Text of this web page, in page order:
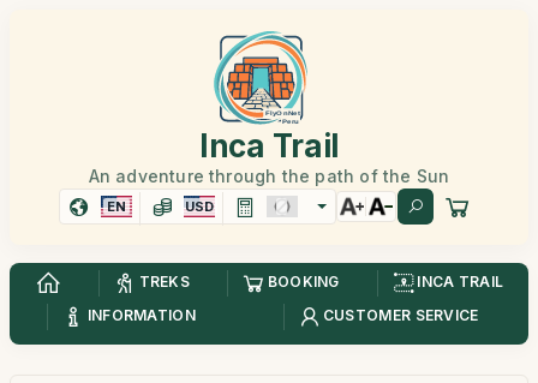
Inca Trail
An adventure through the path of the Sun
EN USD
TREKS BOOKING
INCA TRAIL
INFORMATION
CUSTOMER SERVICE